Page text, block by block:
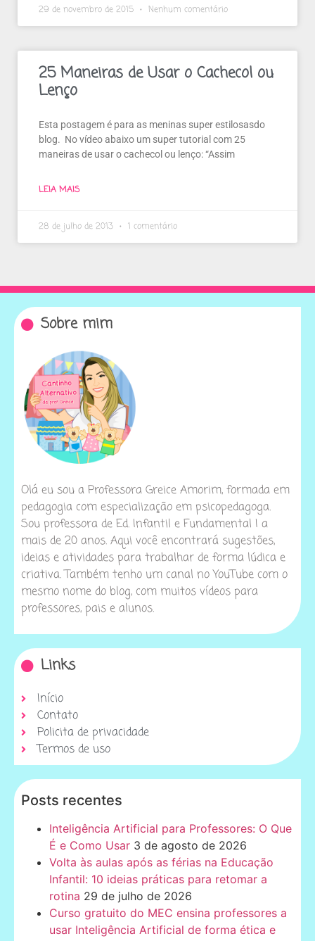
29 de novembro de 2015 Nenhum comentário
25 Maneiras de Usar o Cachecol ou
Lenço
Esta postagem é para as meninas super estilosasdo
blog. No vídeo abaixo um super tutorial com 25
maneiras de usar o cachecol ou lenço: “Assim
LEIA MAIS
28 de julho de 2013 1 comentário
Sobre mim
Olá eu sou a Professora Greice Amorim, formada em
pedagogia com especialização em psicopedagoga.
Sou professora de Ed. Infantil e Fundamental I a
mais de 20 anos. Aqui você encontrará sugestões,
ideias e atividades para trabalhar de forma lúdica e
criativa. Também tenho um canal no YouTube com o
mesmo nome do blog, com muitos vídeos para
professores, pais e alunos.
Links
Início
Contato
Policita de privacidade
Termos de uso
Posts recentes
Inteligência Artificial para Professores: O Que
É e Como Usar 3 de agosto de 2026
Volta às aulas após as férias na Educação
Infantil: 10 ideias práticas para retomar a
rotina 29 de julho de 2026
Curso gratuito do MEC ensina professores a
usar Inteligência Artificial de forma ética e